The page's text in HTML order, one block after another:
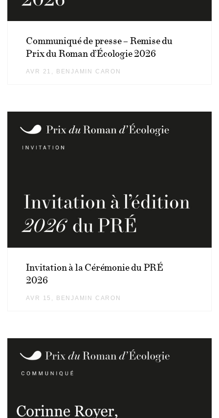
Communiqué de presse – Remise du
Prix du Roman d’Écologie 2026
AVR 21 AUTHOR
BENJAMIN CARON
Invitation à la Cérémonie du PRÉ
2026
AVR 15 AUTHOR
BENJAMIN CARON